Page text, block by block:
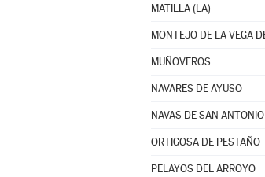
MATILLA (LA)
MUÑOVEROS
NAVARES DE AYUSO
NAVAS DE SAN ANTONIO
ORTIGOSA DE PESTAÑO
PELAYOS DEL ARROYO